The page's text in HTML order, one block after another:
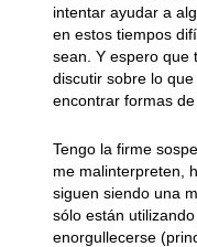
intentar ayudar a
en estos tiempos
sean. Y espero que
discutir sobre lo
encontrar formas
Tengo la firme
me malinterpreten,
siguen siendo una
sólo están
enorgullecerse